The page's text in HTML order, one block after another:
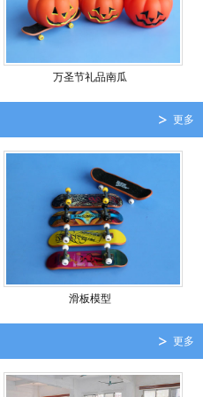
万圣节礼品南瓜
更多
滑板模型
更多